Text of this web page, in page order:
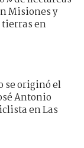
Misiones y
tierras en
se originó el
Antonio
en Las